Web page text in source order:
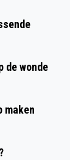
de wonde
maken